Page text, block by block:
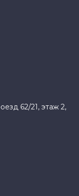
62/21, этаж 2,